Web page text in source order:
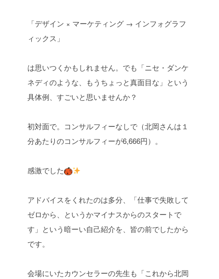
「デザイン × マーケティング → インフォグラフ
ィックス」
は思いつくかもしれません。でも「ニセ・ダンケ
ネディのような、もうちょっと真面目な」という
具体例、すごいと思いませんか？
初対面で。コンサルフィーなしで（北岡さんは１
分あたりのコンサルフィーが6,666円）。
感激でした
アドバイスをくれたのは多分、「仕事で失敗して
ゼロから、というかマイナスからのスタートで
す」という暗ーい自己紹介を、皆の前でしたから
です。
会場にいたカウンセラーの先生も「これから北岡